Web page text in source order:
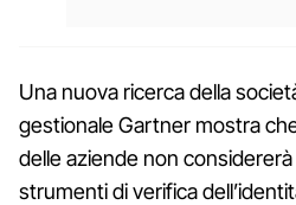
Una nuova ricerca della
gestionale Gartner mostra
delle aziende non considererà
strumenti di verifica